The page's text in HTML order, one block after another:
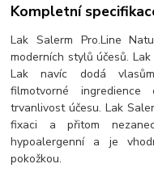
Kompletní
Lak Salerm Pro.Line
moderních stylů účesů.
Lak navíc dodá
filmotvorné
trvanlivost účesu. Lak
fixaci a přitom
hypoalergenní a je
pokožkou.